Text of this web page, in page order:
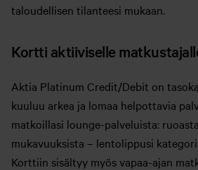
taloudellisen tilanteesi mukaan.
Kortti aktiiviselle
Aktia Platinum Credit/Debit on
kuuluu arkea ja lomaa helpottavia
matkoillasi lounge-palveluista:
mukavuuksista – lentolippusi
Korttiin sisältyy myös vapaa-ajan